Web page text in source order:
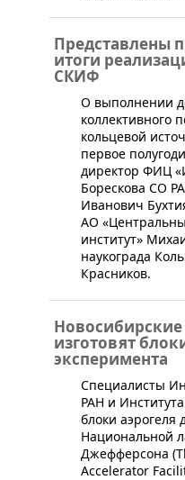
Представлены
итоги
СКИФ
​​О выполнении
коллективного
кольцевой
первое
директор ФИЦ
Борескова СО
Иванович
АО
институт»
наукограда
Красников.
изготовят
эксперимента
​Специалисты
РАН и
блоки аэрогеля
Национальной
Джефферсона
Accelerator